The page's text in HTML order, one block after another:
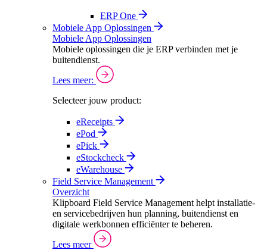
ERP One
Mobiele App Oplossingen
Mobiele App Oplossingen
Mobiele oplossingen die je ERP verbinden met je
buitendienst.
Lees meer:
Selecteer jouw product:
eReceipts
ePod
ePick
eStockcheck
eWarehouse
Field Service Management
Overzicht
Klipboard Field Service Management helpt installatie-
en servicebedrijven hun planning, buitendienst en
digitale werkbonnen efficiënter te beheren.
Lees meer